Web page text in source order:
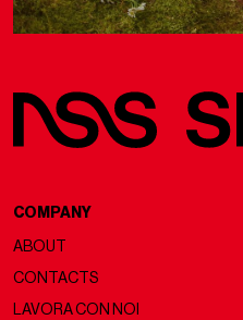
COMPANY
ABOUT
CONTACTS
LAVORA CON NOI